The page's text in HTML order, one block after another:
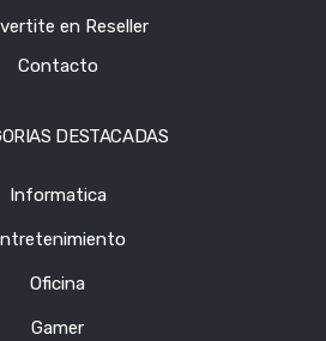
en Reseller
Contacto
DESTACADAS
Informatica
Oficina
Gamer